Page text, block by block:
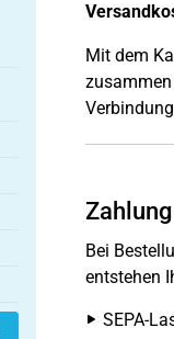
Mit dem
Zahlung
Bei
entstehen
SEPA-